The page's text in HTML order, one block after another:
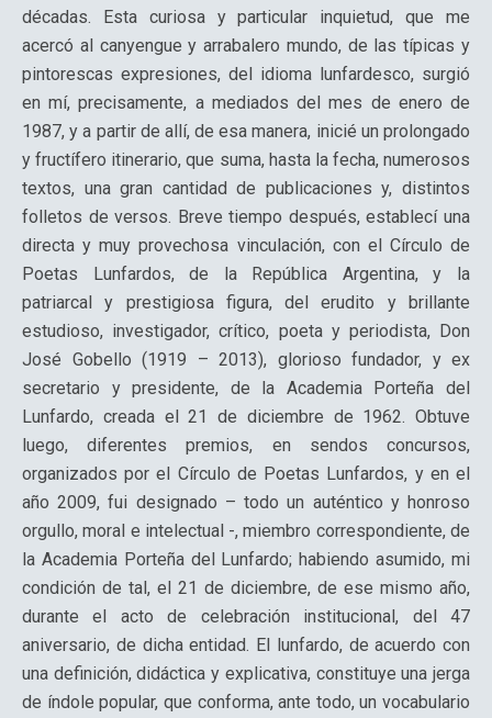
décadas. Esta curiosa y particular inquietud, que me
acercó al canyengue y arrabalero mundo, de las típicas y
pintorescas expresiones, del idioma lunfardesco, surgió
en mí, precisamente, a mediados del mes de enero de
1987, y a partir de allí, de esa manera, inicié un prolongado
y fructífero itinerario, que suma, hasta la fecha, numerosos
textos, una gran cantidad de publicaciones y, distintos
folletos de versos. Breve tiempo después, establecí una
directa y muy provechosa vinculación, con el Círculo de
Poetas Lunfardos, de la República Argentina, y la
patriarcal y prestigiosa figura, del erudito y brillante
estudioso, investigador, crítico, poeta y periodista, Don
José Gobello (1919 – 2013), glorioso fundador, y ex
secretario y presidente, de la Academia Porteña del
Lunfardo, creada el 21 de diciembre de 1962. Obtuve
luego, diferentes premios, en sendos concursos,
organizados por el Círculo de Poetas Lunfardos, y en el
año 2009, fui designado – todo un auténtico y honroso
orgullo, moral e intelectual -, miembro correspondiente, de
la Academia Porteña del Lunfardo; habiendo asumido, mi
condición de tal, el 21 de diciembre, de ese mismo año,
durante el acto de celebración institucional, del 47
aniversario, de dicha entidad. El lunfardo, de acuerdo con
una definición, didáctica y explicativa, constituye una jerga
de índole popular, que conforma, ante todo, un vocabulario